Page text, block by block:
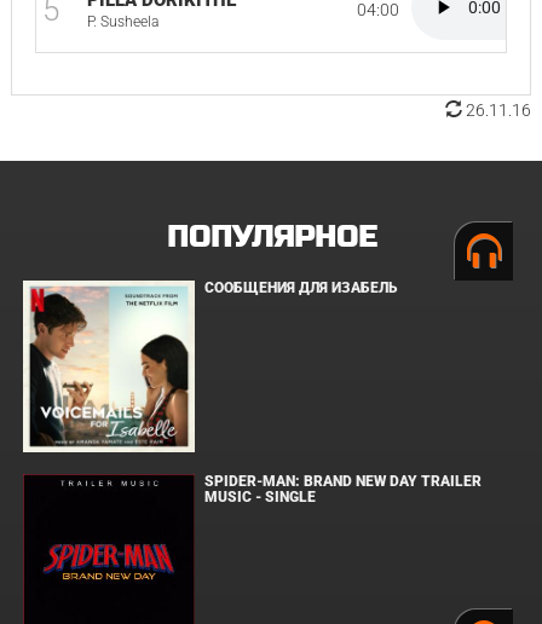
5 P. Susheela
04:00
26.11.16
ПОПУЛЯРНОЕ
СООБЩЕНИЯ ДЛЯ ИЗАБЕЛЬ
SPIDER-MAN: BRAND NEW DAY TRAILER
MUSIC - SINGLE